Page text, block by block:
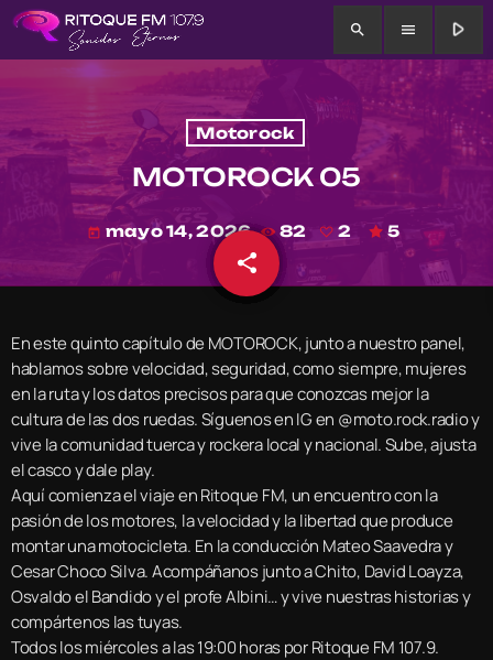
search menu play_arrow
Motorock
MOTOROCK 05
today mayo 14, 2026 82 2 5
share
email
En este quinto capítulo de MOTOROCK, junto a nuestro panel,
hablamos sobre velocidad, seguridad, como siempre, mujeres
en la ruta y los datos precisos para que conozcas mejor la
cultura de las dos ruedas. Síguenos en IG en @moto.rock.radio y
vive la comunidad tuerca y rockera local y nacional. Sube, ajusta
el casco y dale play.
Aquí comienza el viaje en Ritoque FM, un encuentro con la
pasión de los motores, la velocidad y la libertad que produce
montar una motocicleta. En la conducción Mateo Saavedra y
Cesar Choco Silva. Acompáñanos junto a Chito, David Loayza,
Osvaldo el Bandido y el profe Albini… y vive nuestras historias y
compártenos las tuyas.
Todos los miércoles a las 19:00 horas por Ritoque FM 107.9.